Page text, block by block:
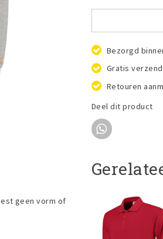
Bezorgd
Gratis
Retouren
Deel dit product
geen vorm of